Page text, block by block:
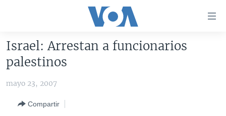
accesibilidad
principal
Salte
AMÉRICA DEL NORTE
MÉXICO
HAITÍ
ELECCIONES EEUU 2024
ELECCIONES EEUU
VOTO DIVIDIDO
VOA VERIFICA
VOA VERIFICA UCRANIA/RUSIA
AMÉRICA LATINA
Israel: Arrestan a funcionarios
palestinos
mayo 23, 2007
Compartir